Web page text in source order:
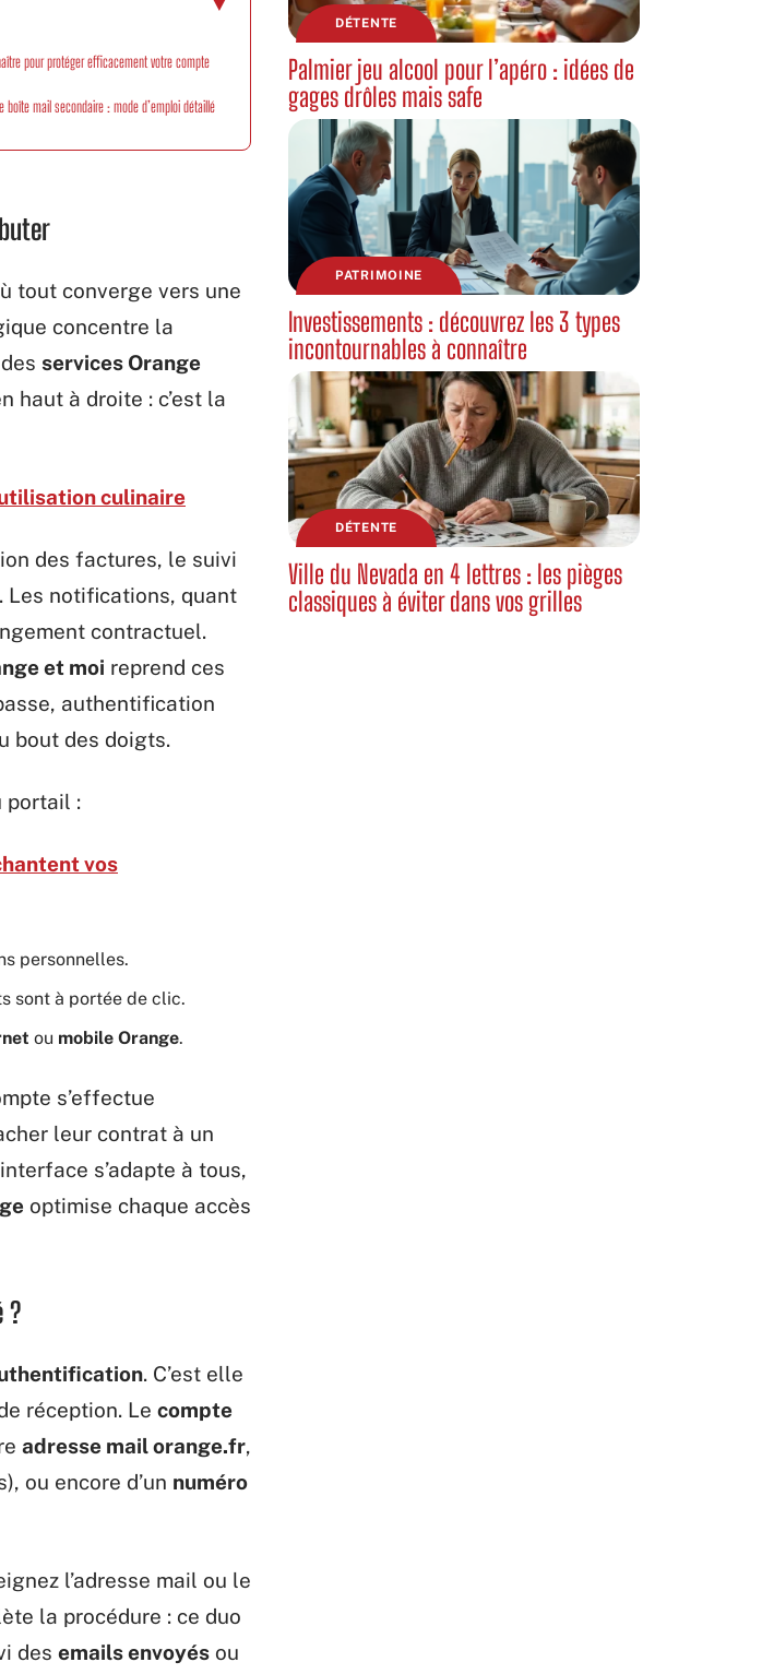
pour protéger efficacement votre compte
boîte mail secondaire : mode d’emploi détaillé
tout converge vers une
concentre la
services Orange
haut à droite : c’est la
culinaire
des factures, le suivi
. Les notifications, quant
contractuel.
et moi reprend ces
authentification
bout des doigts.
portail :
vos
personnelles.
sont à portée de clic.
ou mobile Orange.
s’effectue
leur contrat à un
s’adapte à tous,
optimise chaque accès
?
. C’est elle
réception. Le compte
adresse mail orange.fr,
ou encore d’un numéro
l’adresse mail ou le
la procédure : ce duo
des emails envoyés ou
DÉTENTE
Palmier jeu alcool pour l’apéro : idées de
gages drôles mais safe
PATRIMOINE
Investissements : découvrez les 3 types
incontournables à connaître
DÉTENTE
Ville du Nevada en 4 lettres : les pièges
classiques à éviter dans vos grilles